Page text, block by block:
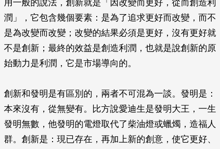
用一般的說法，創新就是「因改變而更好，從而創造利
潤」，它包含幾個要素：是為了追求更好而改變，而不
是為改變而改變；改變的結果必須是更好，沒有更好就
不是創新；最終的效益是創造利潤，也就是說創新的原
始動力是利潤，它是市場導向的。
創新和發明是有區別的，兩者不可混為一談。發明是：
本來沒有，從無變有。比方說愛迪生是發明大王，一生
發明無數，他發明的電燈取代了柴油燈或蠟燭，造福人
群。創新是：現已存在，再加上新的創意，使它更好、